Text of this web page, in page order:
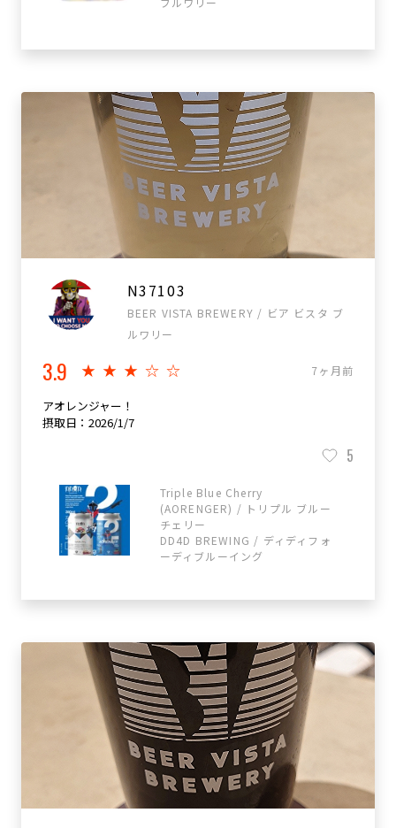
N37103
BEER VISTA BREWERY / ビア ビスタ ブ
ルワリー
3.9 ★★★☆☆ 7ヶ月前
アオレンジャー！
摂取日：2026/1/7
5
Triple Blue Cherry
(AORENGER) / トリプル ブルー
チェリー
DD4D BREWING / ディディフォ
ーディブルーイング